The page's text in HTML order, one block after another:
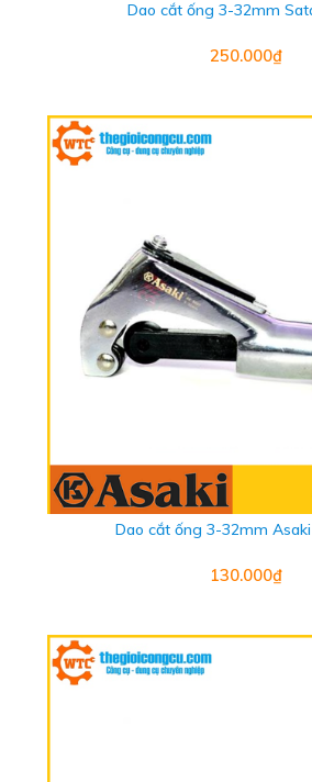
Dao cắt ống 3-32mm
250.000₫
Dao cắt ống 3-32mm
130.000₫